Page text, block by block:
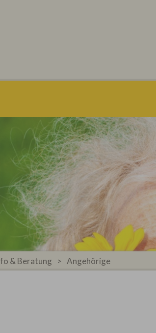
& Beratung > Angehörige